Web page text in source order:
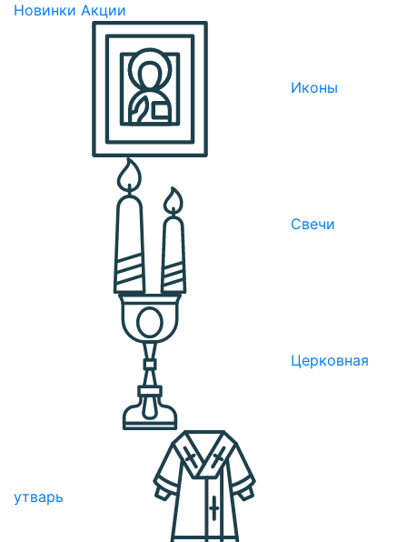
Новинки Акции
Иконы
Свечи
Церковная
утварь